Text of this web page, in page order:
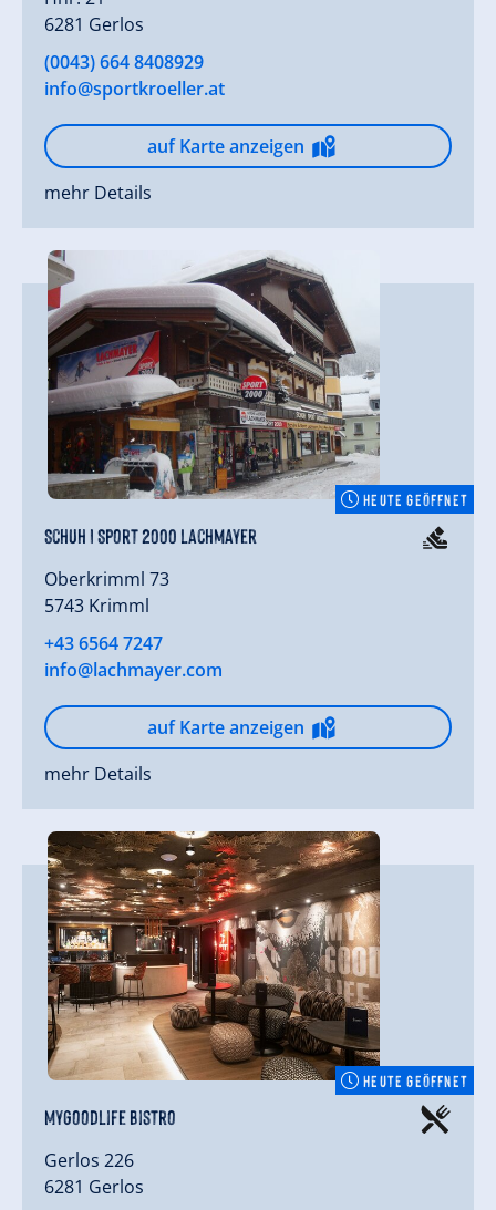
6281 Gerlos
(0043) 664 8408929
info@sportkroeller.at
auf Karte anzeigen
mehr Details
HEUTE GEÖFFNET
Schuh I Sport 2000 Lachmayer
Oberkrimml 73
5743 Krimml
+43 6564 7247
info@lachmayer.com
auf Karte anzeigen
mehr Details
HEUTE GEÖFFNET
MyGoodLife Bistro
Gerlos 226
6281 Gerlos